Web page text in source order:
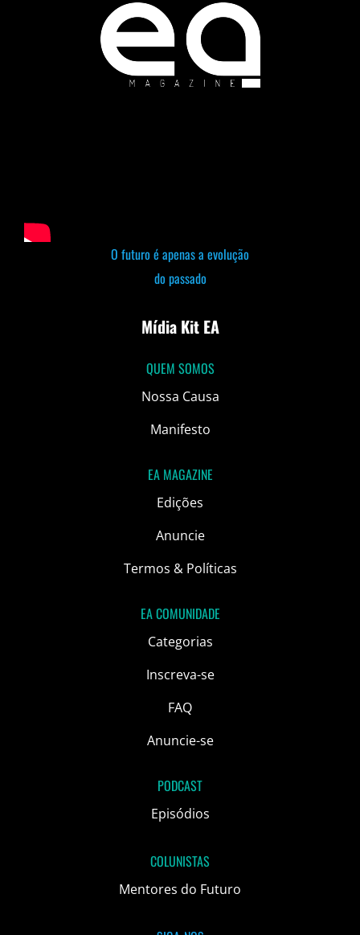
O futuro é apenas a evolução
do passado
Mídia Kit EA
QUEM SOMOS
Nossa Causa
Manifesto
EA MAGAZINE
Edições
Anuncie
Termos & Políticas
EA COMUNIDADE
Categorias
Inscreva-se
FAQ
Anuncie-se
PODCAST
Episódios
COLUNISTAS
Mentores do Futuro